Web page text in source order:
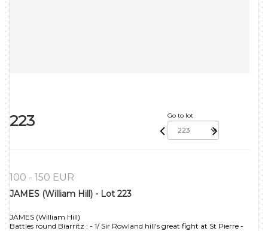
223 Go to lot
100 - 150 EUR
JAMES (William Hill) - Lot 223
JAMES (William Hill)
Battles round Biarritz : - 1/ Sir Rowland hill's great fight at St Pierre -